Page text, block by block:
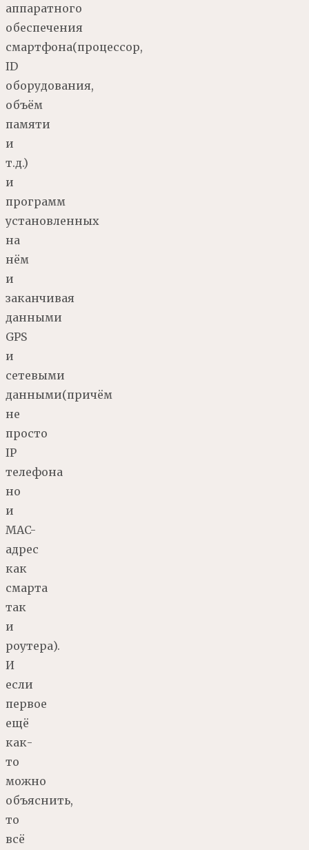
аппаратного
обеспечения
смартфона(процессор,
ID
оборудования,
объём
памяти
и
т.д.)
и
программ
установленных
на
нём
и
заканчивая
данными
GPS
и
сетевыми
данными(причём
не
просто
IP
телефона
но
и
MAC-
адрес
как
смарта
так
и
роутера).
И
если
первое
ещё
как-
то
можно
объяснить,
то
всё